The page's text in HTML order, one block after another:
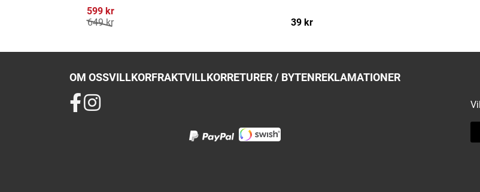
599 kr
649 kr
39 kr
OM OSSVILLKORFRAKTVILLKORRETURER / BYTENREKLAMATIONER